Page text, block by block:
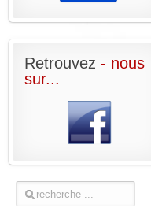
Retrouvez - nous
sur...